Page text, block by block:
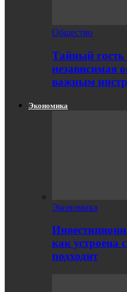
Общество
Тайный гость
независимая
важным
Экономика
Экономика
как устроена
подходит